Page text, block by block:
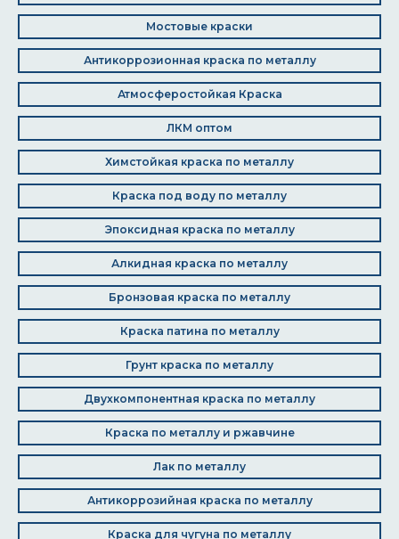
Мостовые краски
Антикоррозионная краска по металлу
Атмосферостойкая Краска
ЛКМ оптом
Химстойкая краска по металлу
Краска под воду по металлу
Эпоксидная краска по металлу
Алкидная краска по металлу
Бронзовая краска по металлу
Краска патина по металлу
Грунт краска по металлу
Двухкомпонентная краска по металлу
Краска по металлу и ржавчине
Лак по металлу
Антикоррозийная краска по металлу
Краска для чугуна по металлу